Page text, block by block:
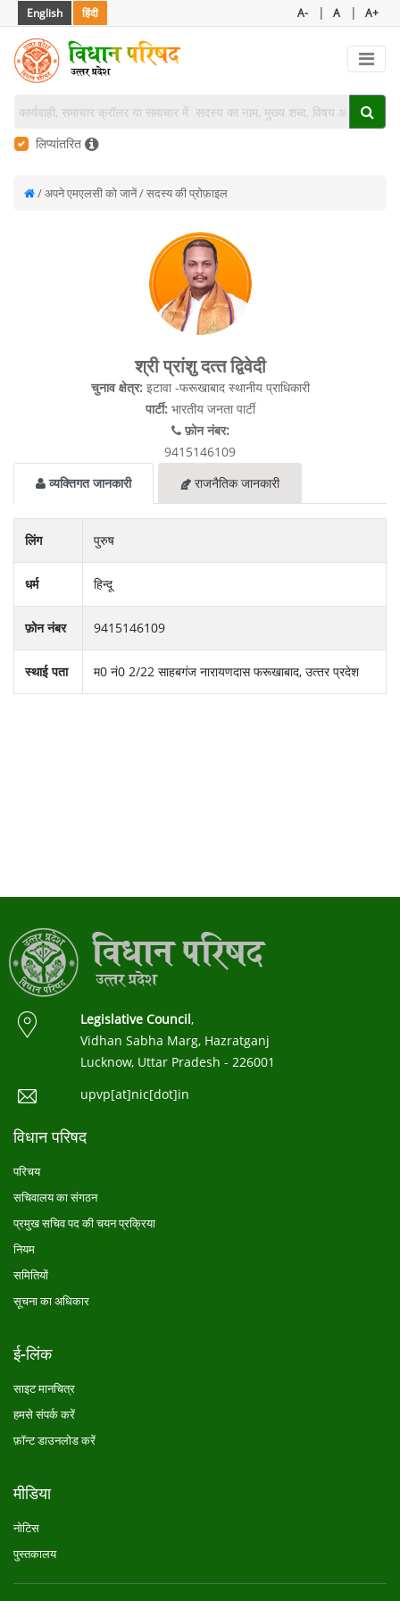
English हिंदी A- | A | A+
लिप्यांतरित
/ अपने एमएलसी को जानें / सदस्य की प्रोफ़ाइल
श्री प्रांशु दत्‍त द्विवेदी
चुनाव क्षेत्र:इटावा -फरूखाबाद स्‍थानीय प्राधिकारी
पार्टी:भारतीय जनता पार्टी
फ़ोन नंबर:
9415146109
व्यक्तिगत जानकारी
राजनैतिक जानकारी
लिंग पुरुष
धर्म हिन्दू
फ़ोन नंबर 9415146109
स्थाई पता म0 नं0 2/22 साहबगंज नारायणदास फरूखाबाद, उत्‍तर प्रदेश
Legislative Council,
Vidhan Sabha Marg, Hazratganj
Lucknow, Uttar Pradesh - 226001
upvp[at]nic[dot]in
विधान परिषद
परिचय
सचिवालय का संगठन
प्रमुख सचिव पद की चयन प्रक्रिया
नियम
समितियों
सूचना का अधिकार
ई-लिंक
साइट मानचित्र
हमसे संपर्क करें
फ़ॉन्ट डाउनलोड करें
मीडिया
नोटिस
पुस्तकालय